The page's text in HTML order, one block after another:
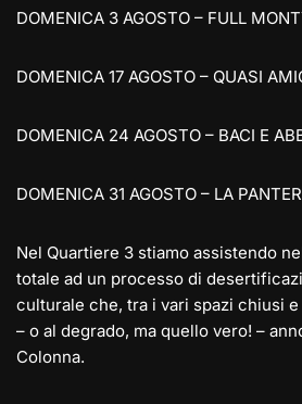
DOMENICA 3 AGOSTO – FULL
DOMENICA 17 AGOSTO – QUASI
DOMENICA 24 AGOSTO – BACI E
DOMENICA 31 AGOSTO – LA
Nel Quartiere 3 stiamo assistendo
totale ad un processo di
culturale che, tra i vari spazi chiusi e
– o al degrado, ma quello vero! –
Colonna.